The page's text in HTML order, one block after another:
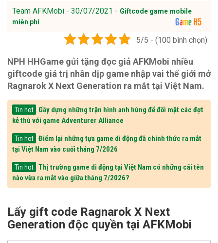
Team AFKMobi - 30/07/2021 - Giftcode game mobile
miễn phí
5/5 - (100 bình chọn)
NPH HHGame gửi tặng đọc giả AFKMobi nhiều
giftcode giá trị nhân dịp game nhập vai thế giới mở
Ragnarok X Next Generation ra mắt tại Việt Nam.
Tin hot
Gầy dựng những trận hình anh hùng để đối mặt các đợt
kẻ thù với game Adventurer Alliance
Tin hot
Điểm lại những tựa game di động đã chính thức ra mắt
tại Việt Nam vào cuối tháng 7/2026
Tin hot
Thị trường game di động tại Việt Nam có những cái tên
nào vừa ra mắt vào giữa tháng 7/2026?
Lấy gift code Ragnarok X Next
Generation độc quyền tại AFKMobi